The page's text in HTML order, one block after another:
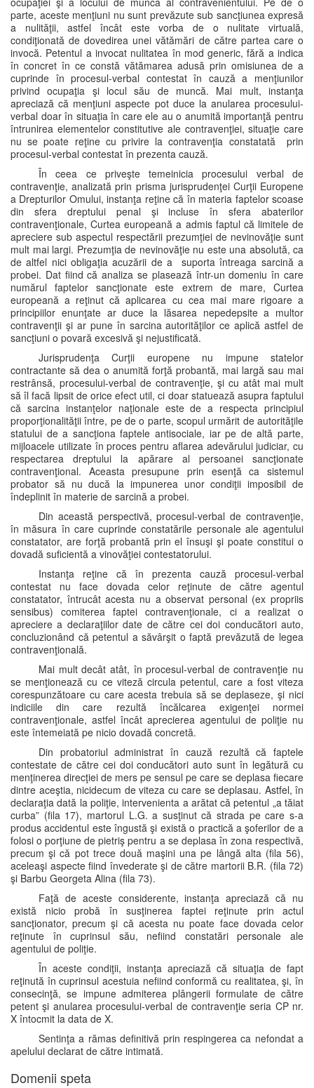
parte, aceste menţiuni nu sunt prevăzute sub sancţiunea expresă
a nulităţii, astfel încât este vorba de o nulitate virtuală,
condiţionată de dovedirea unei vătămări de către partea care o
invocă. Petentul a invocat nulitatea în mod generic, fără a indica
în concret în ce constă vătămarea adusă prin omisiunea de a
cuprinde în procesul-verbal contestat în cauză a menţiunilor
privind ocupaţia şi locul său de muncă. Mai mult, instanţa
apreciază că menţiuni aspecte pot duce la anularea procesului-
verbal doar în situaţia în care ele au o anumită importanţă pentru
întrunirea elementelor constitutive ale contravenţiei, situaţie care
nu se poate reţine cu privire la contravenţia constatată prin
procesul-verbal contestat în prezenta cauză.
În ceea ce priveşte temeinicia procesului verbal de
contravenţie, analizată prin prisma jurisprudenţei Curţii Europene
a Drepturilor Omului, instanţa reţine că în materia faptelor scoase
din sfera dreptului penal şi incluse în sfera abaterilor
contravenţionale, Curtea europeană a admis faptul că limitele de
apreciere sub aspectul respectării prezumţiei de nevinovăţie sunt
mult mai largi. Prezumţia de nevinovăţie nu este una absolută, ca
de altfel nici obligaţia acuzării de a suporta întreaga sarcină a
probei. Dat fiind că analiza se plasează într-un domeniu în care
numărul faptelor sancţionate este extrem de mare, Curtea
europeană a reţinut că aplicarea cu cea mai mare rigoare a
principiilor enunţate ar duce la lăsarea nepedepsite a multor
contravenţii şi ar pune în sarcina autorităţilor ce aplică astfel de
sancţiuni o povară excesivă şi nejustificată.
Jurisprudenţa Curţii europene nu impune statelor
contractante să dea o anumită forţă probantă, mai largă sau mai
restrânsă, procesului-verbal de contravenţie, şi cu atât mai mult
să îl facă lipsit de orice efect util, ci doar statuează asupra faptului
că sarcina instanţelor naţionale este de a respecta principiul
proporţionalităţii între, pe de o parte, scopul urmărit de autorităţile
statului de a sancţiona faptele antisociale, iar pe de altă parte,
mijloacele utilizate în proces pentru aflarea adevărului judiciar, cu
respectarea dreptului la apărare al persoanei sancţionate
contravenţional. Aceasta presupune prin esenţă ca sistemul
probator să nu ducă la impunerea unor condiţii imposibil de
îndeplinit în materie de sarcină a probei.
Din această perspectivă, procesul-verbal de contravenţie,
în măsura în care cuprinde constatările personale ale agentului
constatator, are forţă probantă prin el însuşi şi poate constitui o
dovadă suficientă a vinovăţiei contestatorului.
Instanţa reţine că în prezenta cauză procesul-verbal
contestat nu face dovada celor reţinute de către agentul
constatator, întrucât acesta nu a observat personal (ex propriis
sensibus) comiterea faptei contravenţionale, ci a realizat o
apreciere a declaraţiilor date de către cei doi conducători auto,
concluzionând că petentul a săvârşit o faptă prevăzută de legea
contravenţională.
Mai mult decât atât, în procesul-verbal de contravenţie nu
se menţionează cu ce viteză circula petentul, care a fost viteza
corespunzătoare cu care acesta trebuia să se deplaseze, şi nici
indiciile din care rezultă încălcarea exigenţei normei
contravenţionale, astfel încât aprecierea agentului de poliţie nu
este întemeiată pe nicio dovadă concretă.
Din probatoriul administrat în cauză rezultă că faptele
contestate de către cei doi conducători auto sunt în legătură cu
menţinerea direcţiei de mers pe sensul pe care se deplasa fiecare
dintre aceştia, nicidecum de viteza cu care se deplasau. Astfel, în
declaraţia dată la poliţie, intervenienta a arătat că petentul „a tăiat
curba” (fila 17), martorul L.G. a susţinut că strada pe care s-a
produs accidentul este îngustă şi există o practică a şoferilor de a
folosi o porţiune de pietriş pentru a se deplasa în zona respectivă,
precum şi că pot trece două maşini una pe lângă alta (fila 56),
aceleaşi aspecte fiind învederate şi de către martorii B.R. (fila 72)
şi Barbu Georgeta Alina (fila 73).
Faţă de aceste considerente, instanţa apreciază că nu
există nicio probă în susţinerea faptei reţinute prin actul
sancţionator, precum şi că acesta nu poate face dovada celor
reţinute în cuprinsul său, nefiind constatări personale ale
agentului de poliţie.
În aceste condiţii, instanţa apreciază că situaţia de fapt
reţinută în cuprinsul acestuia nefiind conformă cu realitatea, şi, în
consecinţă, se impune admiterea plângerii formulate de către
petent şi anularea procesului-verbal de contravenţie seria CP nr.
X întocmit la data de X.
Sentinţa a rămas definitivă prin respingerea ca nefondat a
apelului declarat de către intimată.
Domenii speta